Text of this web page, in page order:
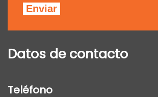
Datos de contacto
Teléfono